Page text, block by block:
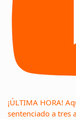
¡ÚLTIMA HORA!
sentenciado a tres